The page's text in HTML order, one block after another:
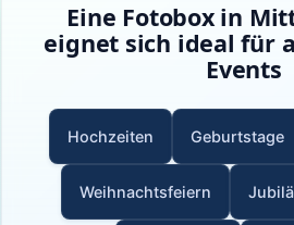
Eine Fotobox in
eignet sich ideal für
Events
Hochzeiten Geburtstage
Weihnachtsfeiern